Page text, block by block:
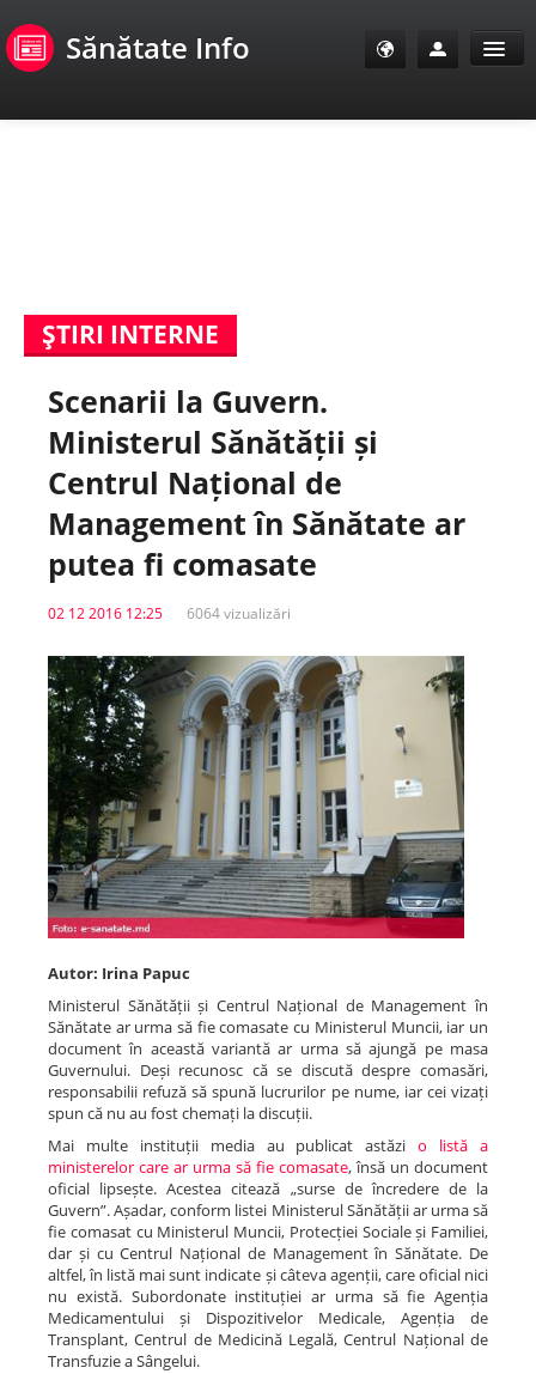
Sănătate Info
E-Sănătate Pacienți
E-Sănătate Medici
E-Sănătate Instituții
Tuberculoza Info
Centrul PAS
Școala E-Sănătate
SanoTeca
ŞTIRI INTERNE
Scenarii la Guvern.
Ministerul Sănătății și
Centrul Național de
Management în Sănătate ar
putea fi comasate
02 12 2016 12:25 6064 vizualizări
Autor: Irina Papuc
Ministerul Sănătății și Centrul Național de Management în
Sănătate ar urma să fie comasate cu Ministerul Muncii, iar un
document în această variantă ar urma să ajungă pe masa
Guvernului. Deși recunosc că se discută despre comasări,
responsabilii refuză să spună lucrurilor pe nume, iar cei vizați
spun că nu au fost chemați la discuții.
Mai multe instituții media au publicat astăzio listă a
ministerelor care ar urma să fie comasate, însă un document
oficial lipsește. Acestea citează „surse de încredere de la
Guvern”. Așadar, conform listei Ministerul Sănătății ar urma să
fie comasat cu Ministerul Muncii, Protecției Sociale și Familiei,
dar și cu Centrul Național de Management în Sănătate. De
altfel, în listă mai sunt indicate și câteva agenții, care oficial nici
nu există. Subordonate instituției ar urma să fie Agenția
Medicamentului și Dispozitivelor Medicale, Agenția de
Transplant, Centrul de Medicină Legală, Centrul Național de
Transfuzie a Sângelui.